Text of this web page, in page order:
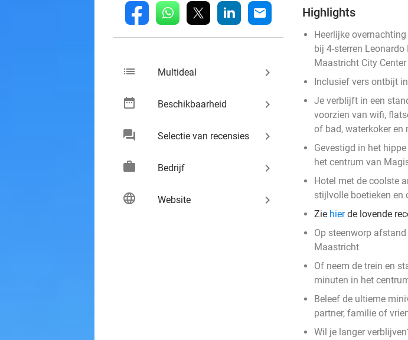
fb whatsapp linkedin mail
list Multideal keyboard_arrow_right
date_range Beschikbaarheid keyboard_arrow_right
chat Selectie van recensies keyboard_arrow_right
work Bedrijf keyboard_arrow_right
language Website keyboard_arrow_right
Highlights
Heerlijke
bij 4-sterren Leonardo
Maastricht City Center
Inclusief vers ontbijt
Je verblijft in een
voorzien van wifi,
of bad, waterkoker en
Gevestigd in het
het centrum van
Hotel met de coolste
stijlvolle boetieken en
Zie hierde lovende
Op steenworp
Maastricht
Of neem de trein en
minuten in het
Beleef de ultieme
partner, familie of
Wil je langer